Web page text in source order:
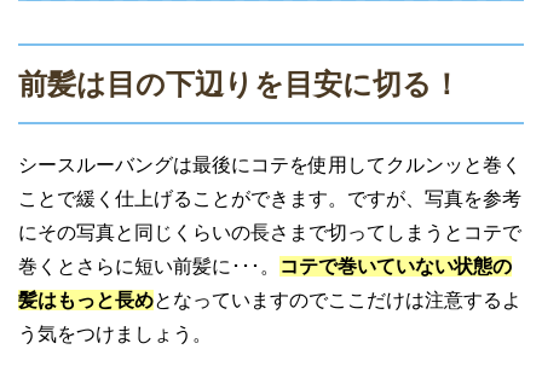
前髪は目の下辺りを目安に切る！
シースルーバングは最後にコテを使用してクルンッと巻く
ことで緩く仕上げることができます。ですが、写真を参考
にその写真と同じくらいの長さまで切ってしまうとコテで
巻くとさらに短い前髪に･･･。
コテで巻いていない状態の
髪はもっと長めとなっていますのでここだけは注意するよ
う気をつけましょう。